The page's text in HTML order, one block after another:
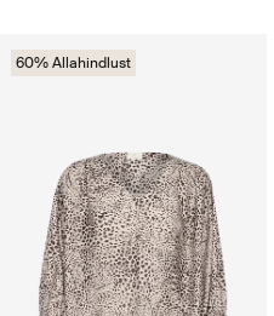
60% Allahindlust